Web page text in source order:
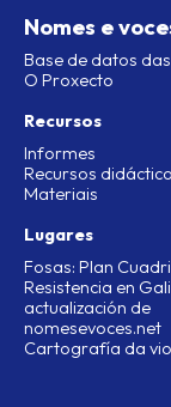
Nomes e
Base de datos
O Proxecto
Recursos
Informes
Recursos
Materiais
Lugares
Fosas: Plan
Resistencia en
actualización de
nomesevoces.net
Cartografía da